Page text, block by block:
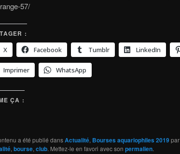
57/
:
X
Facebook Tumblr LinkedIn
Imprimer WhatsApp
ÇA :
a été publié dansActualité, Bourses aquariophiles 2019par
, bourse, club. Mettez-le en favori avec son permalien.